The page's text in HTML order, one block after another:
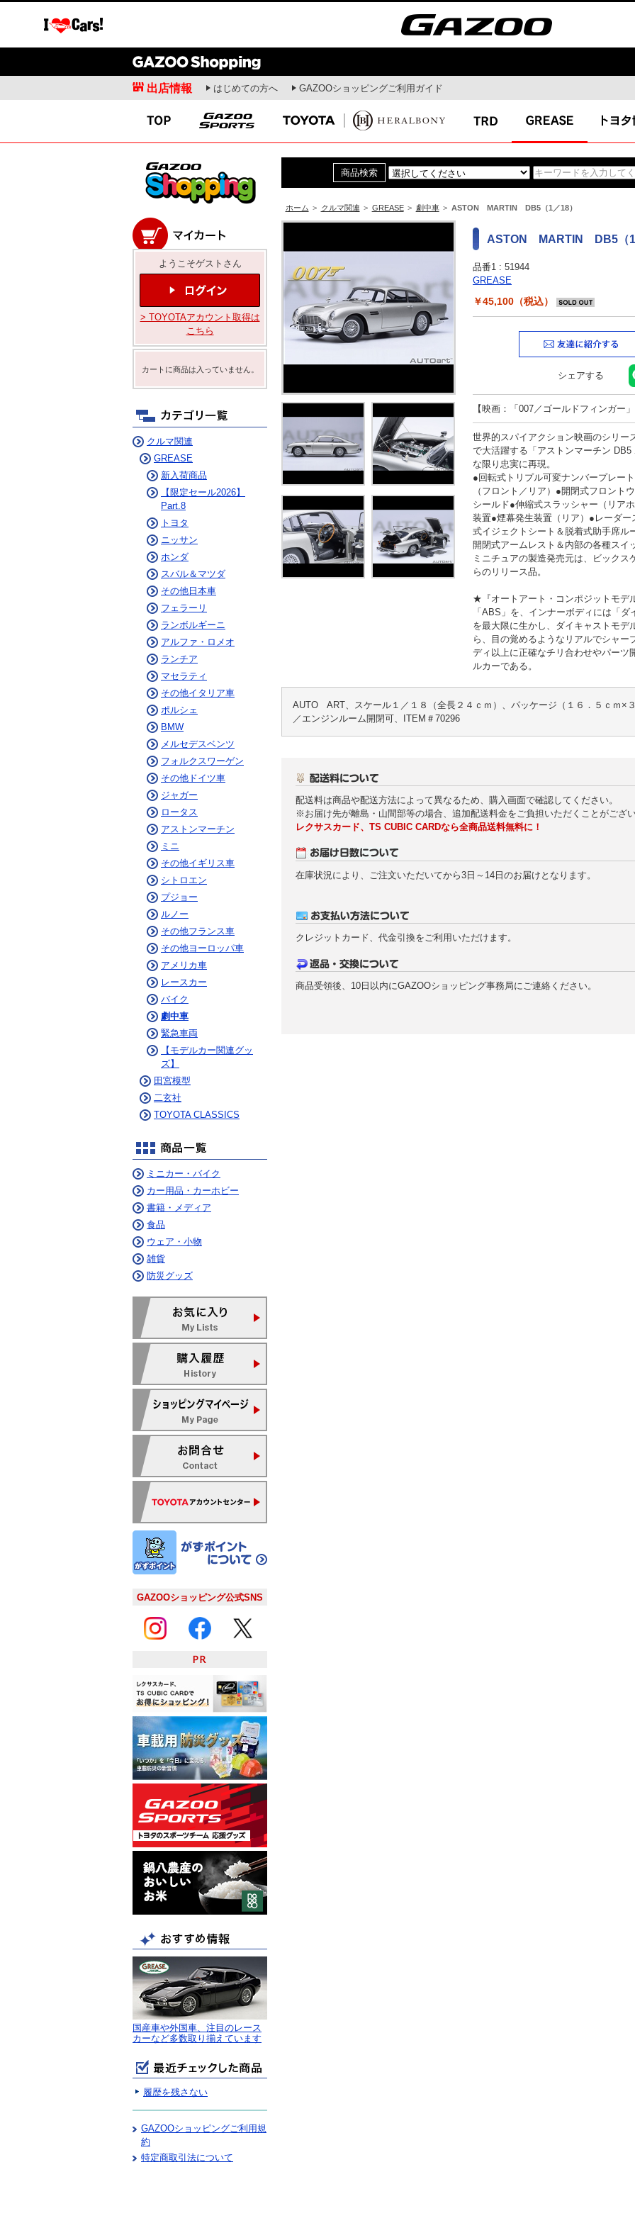
オフミーティング
クルマ情報
新車ニュース
試乗記
商品解説
開発者インタビュー
モビリティ
MaaS
コネクティッド
スマートシティ
ドライブルート
モータースポーツ コラム・エッセイ
安東弘樹連載コラム
寺田昌弘連載コラム
山田弘樹連載コラム
レポーター(お)ねえさん連載コラ
ム
最新ニュー
出店情報 はじめての方へ GAZOOショッピングご利用ガイド
ホーム > クルマ関連 > GREASE > 劇中車 > ASTON MARTIN DB5（1／18）
ASTON MARTIN DB5（1
品番1 : 51944
GREASE
￥45,100（税込）
シェアする
【映画：「007／ゴールドフィンガー
世界的スパイアクション映画のシリー
で大活躍する「アストンマーチン
な限り忠実に再現。
●回転式トリプル可変ナンバープレー
（フロント／リア）●開閉式フロント
シールド●伸縮式スラッシャー（リア
装置●煙幕発生装置（リア）●レーダ
式イジェクトシート＆脱着式助手席ル
開閉式アームレスト＆内部の各種スイ
ミニチュアの製造発売元は、ビック
らのリリース品。
★『オートアート・コンポジットモデ
「ABS」を、インナーボディには「
を最大限に生かし、ダイキャストモ
ら、目の覚めるようなリアルでシャ
ディ以上に正確なチリ合わせやパーツ
ルカーである。
AUTO ART、スケール１／１８（全長２４ｃｍ）、パッケージ（１６．５ｃｍ×
／エンジンルーム開閉可、ITEM＃70296
配送料は商品や配送方法によって異なるため、購入画面で確認してください。
※お届け先が離島・山間部等の場合、追加配送料金をご負担いただくことがござい
レクサスカード、TS CUBIC CARDなら全商品送料無料に！
在庫状況により、ご注文いただいてから3日～14日のお届けとなります。
クレジットカード、代金引換をご利用いただけます。
商品受領後、10日以内にGAZOOショッピング事務局にご連絡ください。
ようこそゲストさん
> TOYOTAアカウント取得は
こちら
カートに商品は入っていません。
クルマ関連
GREASE
新入荷商品
【限定セール2026】
Part.8
トヨタ
ニッサン
ホンダ
スバル＆マツダ
その他日本車
フェラーリ
ランボルギーニ
アルファ・ロメオ
ランチア
マセラティ
その他イタリア車
ポルシェ
BMW
メルセデスベンツ
フォルクスワーゲン
その他ドイツ車
ジャガー
ロータス
アストンマーチン
ミニ
その他イギリス車
シトロエン
プジョー
ルノー
その他フランス車
その他ヨーロッパ車
アメリカ車
レースカー
バイク
劇中車
緊急車両
【モデルカー関連グッ
ズ】
田宮模型
二玄社
TOYOTA CLASSICS
ミニカー・バイク
カー用品・カーホビー
書籍・メディア
食品
ウェア・小物
雑貨
防災グッズ
GAZOOショッピング公式SNS
国産車や外国車、注目のレース
カーなど多数取り揃えています
履歴を残さない
GAZOOショッピングご利用規
約
特定商取引法について